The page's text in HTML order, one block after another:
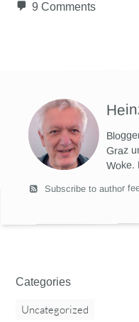
9 Comments
Graz
Woke.
Subscribe to author
Categories
Uncategorized